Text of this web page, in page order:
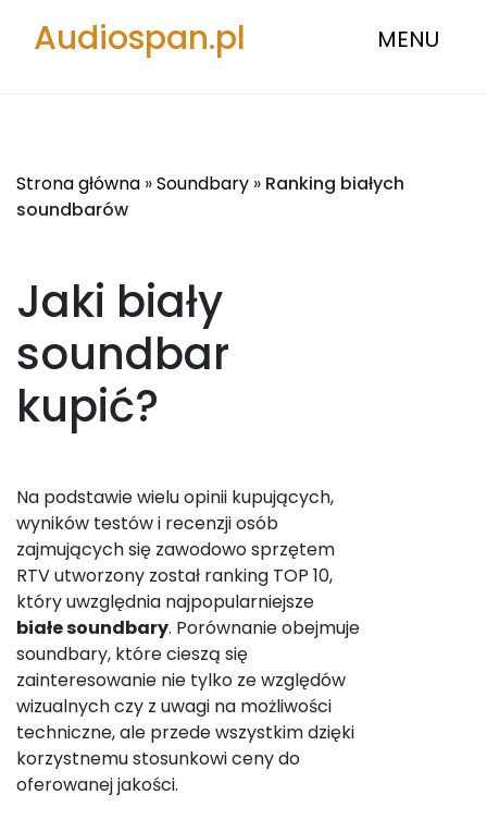
Audiospan.pl MENU
Strona główna »Soundbary » Ranking białych
soundbarów
Jaki biały
soundbar
kupić?
Na podstawie wielu opinii kupujących,
wyników testów i recenzji osób
zajmujących się zawodowo sprzętem
RTV utworzony został ranking TOP 10,
który uwzględnia najpopularniejsze
białe soundbary. Porównanie obejmuje
soundbary, które cieszą się
zainteresowanie nie tylko ze względów
wizualnych czy z uwagi na możliwości
techniczne, ale przede wszystkim dzięki
korzystnemu stosunkowi ceny do
oferowanej jakości.